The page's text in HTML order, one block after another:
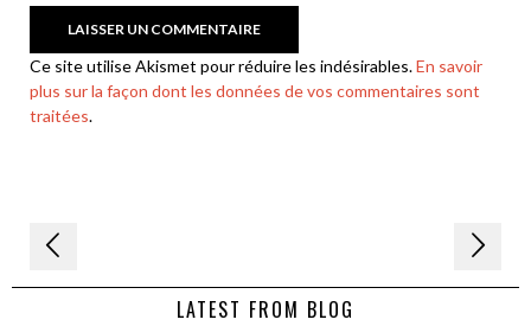
Ce site utilise Akismet pour réduire les indésirables.En savoir
plus sur la façon dont les données de vos commentaires sont
traitées.
Navigation
de LATEST FROM BLOG